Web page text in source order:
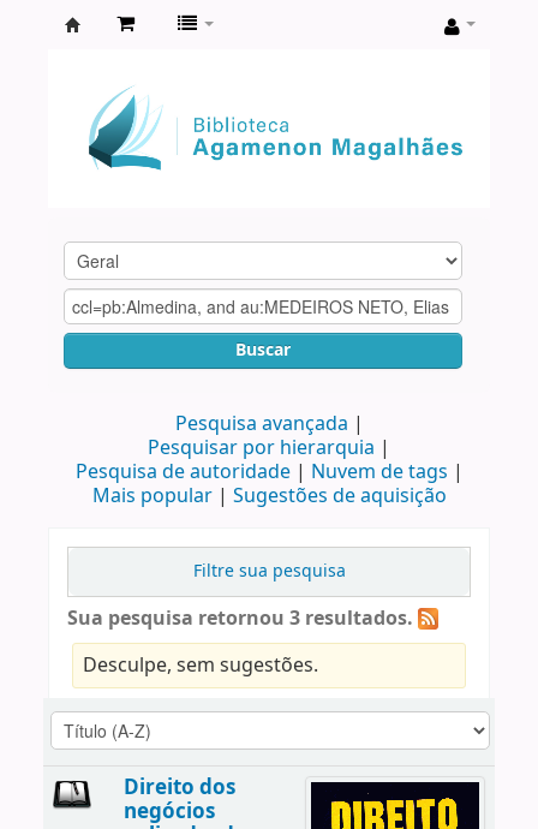
Agamenon
Magalhães
Buscar
Pesquisa avançada
Pesquisar por hierarquia
Pesquisa de autoridade
Nuvem de tags
Mais popular
Sugestões de aquisição
Filtre sua pesquisa
Sua pesquisa retornou 3 resultados.
Desculpe, sem sugestões.
Direito dos
negócios